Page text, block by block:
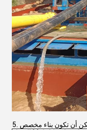
أن تكون بناء مخصص